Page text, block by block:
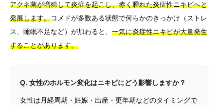
アクネ菌が増殖して炎症を起こし、赤く腫れた炎症性ニキビへと
発展します。コメドが多数ある状態で何らかのきっかけ（ストレ
ス、睡眠不足など）が加わると、 一気に炎症性ニキビが大量発生
することがあります。
Q. 女性のホルモン変化はニキビにどう影響しますか？
女性は月経周期・妊娠・出産・更年期などのタイミングで